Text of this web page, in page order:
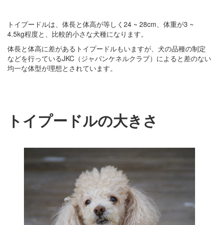
トイプードルは、体長と体高が等しく24 ~ 28cm、体重が3 ~
4.5kg程度と、比較的小さな犬種になります。
体長と体高に差があるトイプードルもいますが、犬の品種の制定
などを行っているJKC（ジャパンケネルクラブ）によると差のない
均一な体型が理想とされています。
トイプードルの大きさ